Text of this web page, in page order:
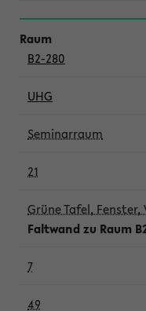
B2-280
UHG
Seminarraum
21
Grüne Tafel,
Faltwand zu Raum
7
49